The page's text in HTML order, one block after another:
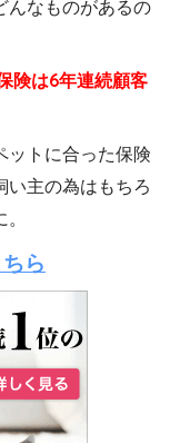
んなものがあるの
険は6年連続顧客
ットに合った保険
い主の為はもちろ
ら